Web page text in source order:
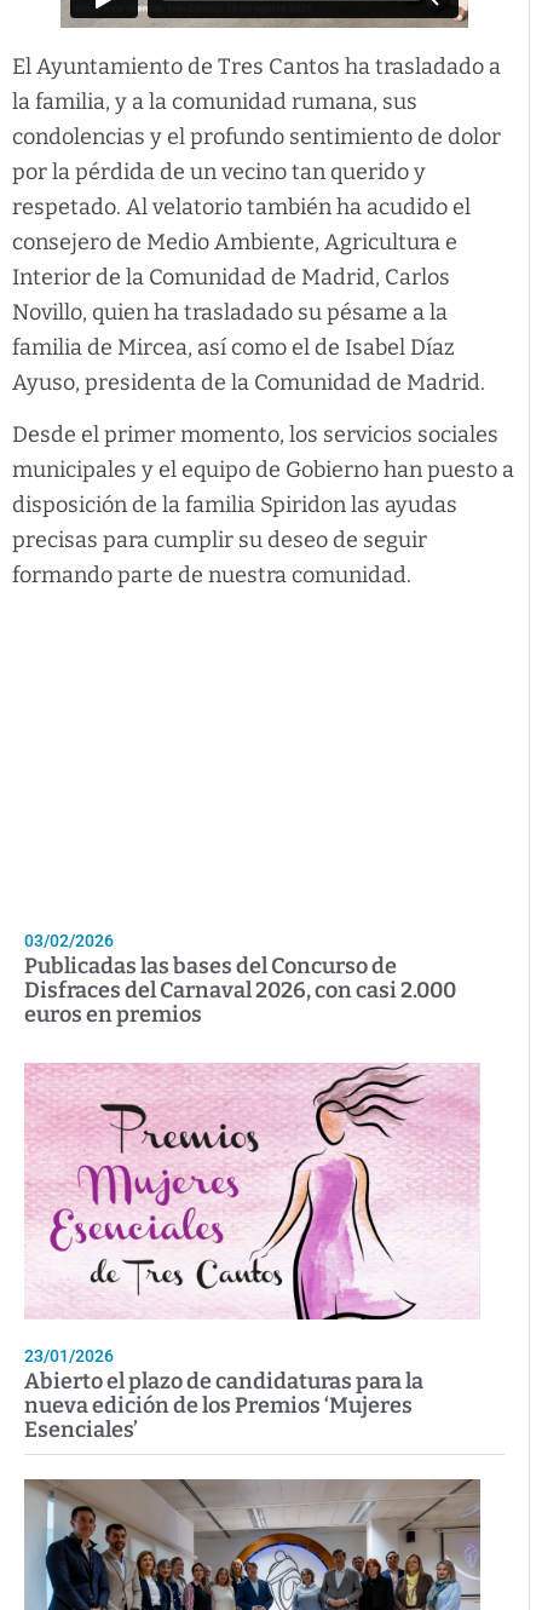
El Ayuntamiento de Tres Cantos ha trasladado a
la familia, y a la comunidad rumana, sus
condolencias y el profundo sentimiento de dolor
por la pérdida de un vecino tan querido y
respetado. Al velatorio también ha acudido el
consejero de Medio Ambiente, Agricultura e
Interior de la Comunidad de Madrid, Carlos
Novillo, quien ha trasladado su pésame a la
familia de Mircea, así como el de Isabel Díaz
Ayuso, presidenta de la Comunidad de Madrid.
Desde el primer momento, los servicios sociales
municipales y el equipo de Gobierno han puesto a
disposición de la familia Spiridon las ayudas
precisas para cumplir su deseo de seguir
formando parte de nuestra comunidad.
03/02/2026
Publicadas las bases del Concurso de
Disfraces del Carnaval 2026, con casi 2.000
euros en premios
23/01/2026
Abierto el plazo de candidaturas para la
nueva edición de los Premios ‘Mujeres
Esenciales’